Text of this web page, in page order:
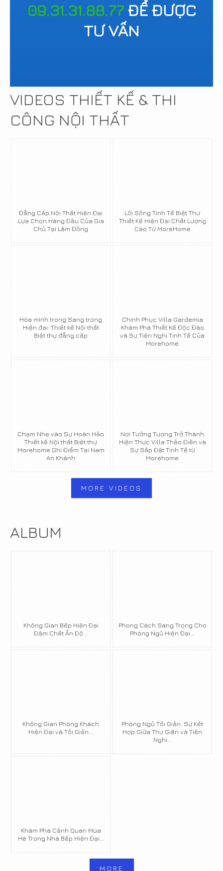
09.31.31.88.77ĐỂ ĐƯỢC
TƯ VẤN
VIDEOS THIẾT KẾ & THI
CÔNG NỘI THẤT
Đẳng Cấp Nội Thất Hiện Đại
Lựa Chọn Hàng Đầu Của Gia
Chủ Tại Lâm Đồng
Lối Sống Tinh Tế Biệt Thự
Thiết Kế Hiện Đại Chất Lượng
Cao Từ MoreHome
Hòa mình trong Sang trọng
Hiện đại: Thiết kế Nội thất
Biệt thự đẳng cấp
Chinh Phục Villa Gardemia
Khám Phá Thiết Kế Độc Đáo
và Sự Tiện Nghi Tinh Tế Của
Morehome
Chạm Nhẹ vào Sự Hoàn Hảo
Thiết kế Nội thất Biệt thự
Morehome Ghi Điểm Tại Nam
An Khánh
Nơi Tưởng Tượng Trở Thành
Hiện Thực Villa Thảo Điền và
Sự Sắp Đặt Tinh Tế từ
Morehome
MORE VIDEOS
ALBUM
Không Gian Bếp Hiện Đại
Đậm Chất Ấn Độ...
Phong Cách Sang Trọng Cho
Phòng Ngủ Hiện Đại...
Không Gian Phòng Khách
Hiện Đại và Tối Giản...
Phòng Ngủ Tối Giản: Sự Kết
Hợp Giữa Thư Giãn và Tiện
Nghi...
Khám Phá Cảnh Quan Mùa
Hè Trong Nhà Bếp Hiện Đại...
MORE